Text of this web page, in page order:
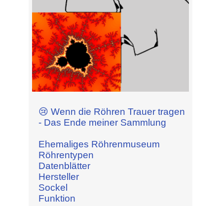
😢 Wenn die Röhren Trauer tragen
- Das Ende meiner Sammlung
Ehemaliges Röhrenmuseum
Röhrentypen
Datenblätter
Hersteller
Sockel
Funktion